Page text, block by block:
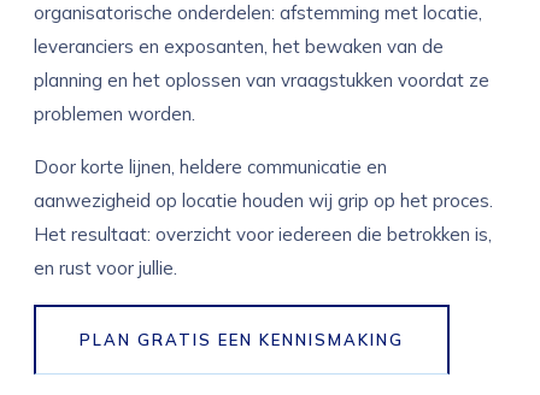
organisatorische onderdelen: afstemming met locatie,
leveranciers en exposanten, het bewaken van de
planning en het oplossen van vraagstukken voordat ze
problemen worden.
Door korte lijnen, heldere communicatie en
aanwezigheid op locatie houden wij grip op het proces.
Het resultaat: overzicht voor iedereen die betrokken is,
en rust voor jullie.
PLAN GRATIS EEN KENNISMAKING